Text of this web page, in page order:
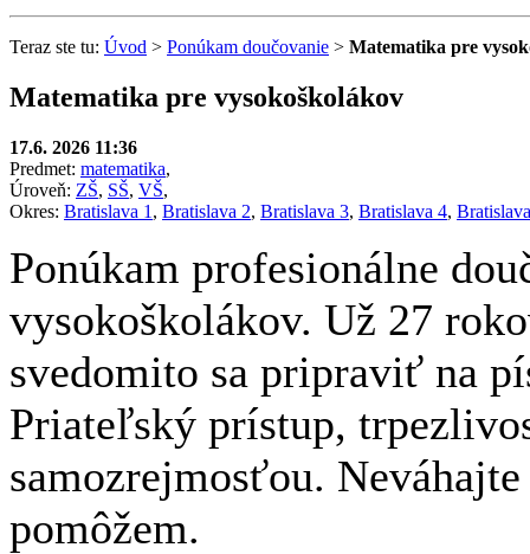
Teraz ste tu: Úvod > Ponúkam doučovanie > Matematika pre
Matematika pre vysokoškolákov
17.6. 2026 11:36
Predmet: matematika,
Úroveň: ZŠ, SŠ, VŠ,
Okres: Bratislava 1 , Bratislava 2, Bratislava 3, Bratislava 4,
Ponúkam profesionálne
vysokoškolákov. Už 27
svedomito sa pripraviť na
Priateľský prístup,
samozrejmosťou.
pomôžem.